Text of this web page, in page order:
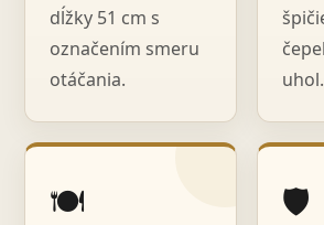
dĺžky 51 cm s
označením smeru
otáčania.
uhol.
🍽️ 🛡️